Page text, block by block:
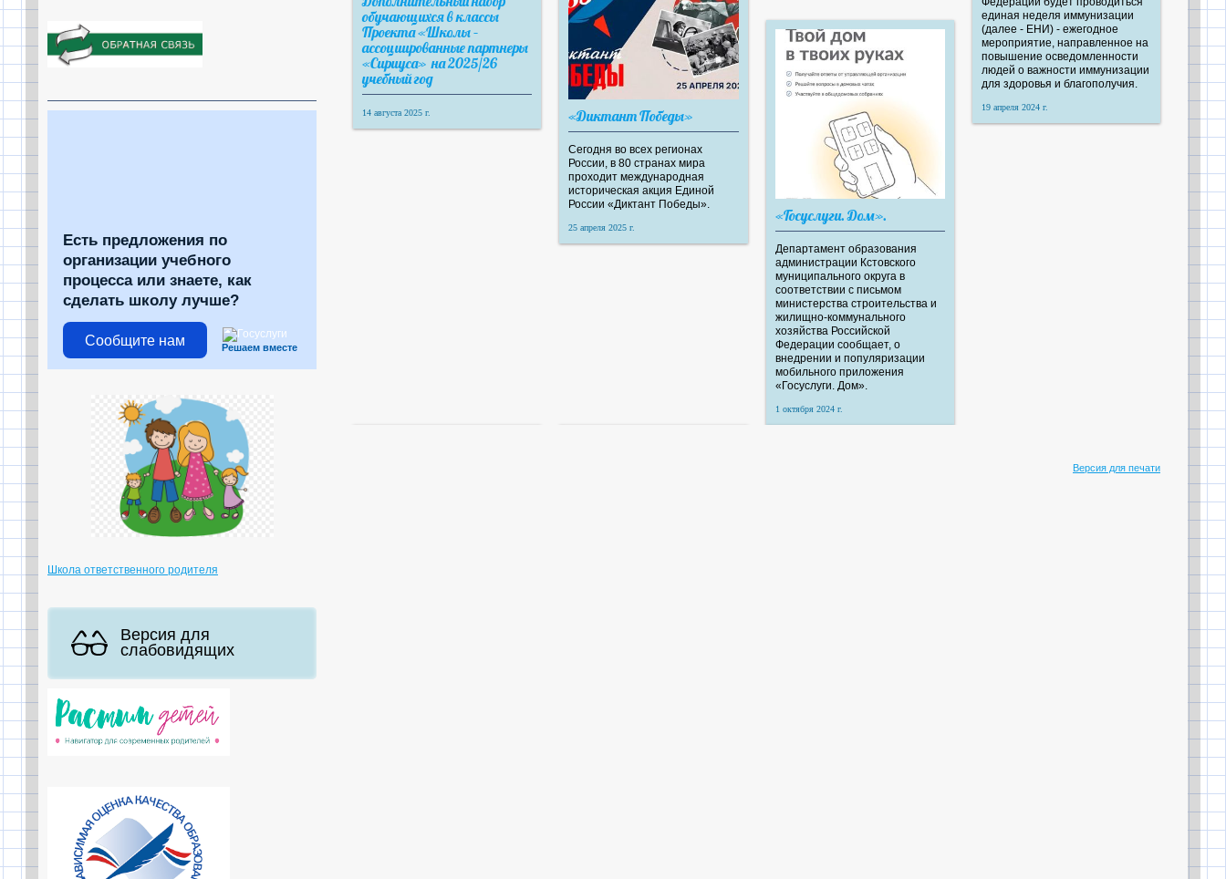
Есть предложения по
организации учебного
процесса или знаете, как
сделать школу лучше?
Сообщите нам Решаем вместе
Школа ответственного родителя
Версия для
слабовидящих
обучающихся в классы
Проекта «Школы –
ассоциированные партнеры
«Сириуса» на 2025/26
учебный год
14 августа 2025 г. «Диктант Победы»
Сегодня во всех регионах
России, в 80 странах мира
проходит международная
историческая акция Единой
России «Диктант Победы».
25 апреля 2025 г.
«Госуслуги. Дом».
Департамент образования
администрации Кстовского
муниципального округа в
соответствии с письмом
министерства строительства и
жилищно-коммунального
хозяйства Российской
Федерации сообщает, о
внедрении и популяризации
мобильного приложения
«Госуслуги. Дом».
1 октября 2024 г.
единая неделя иммунизации
(далее - ЕНИ) - ежегодное
мероприятие, направленное на
повышение осведомленности
людей о важности иммунизации
для здоровья и благополучия.
19 апреля 2024 г.
Версия для печати